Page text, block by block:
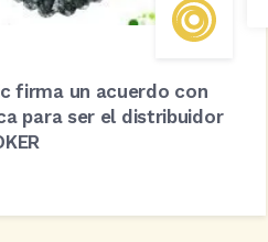
firma un acuerdo con
para ser el distribuidor